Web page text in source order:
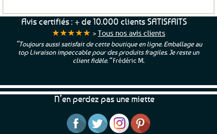
Avis certifiés : + de 10.000 clients SATISFAITS
★★★★★ > Tous nos avis clients
“Toujours aussi satisfait de cette boutique en ligne. Emballage au
top Livraison impeccable pour des produits fragiles. Je reste un
client fidèle.”Frédéric M.
N’en perdez pas une miette